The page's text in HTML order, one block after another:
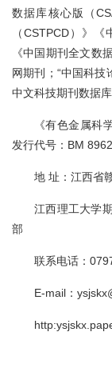
数据库核心版（
（CSTPCD）》
《中国期刊全文数
网期刊；“中国科技
中文科技期刊数据
《有色金属科
发行代号：BM 8962
地 址：江西省
江西理工大学
部
联系电话：
E-mail：